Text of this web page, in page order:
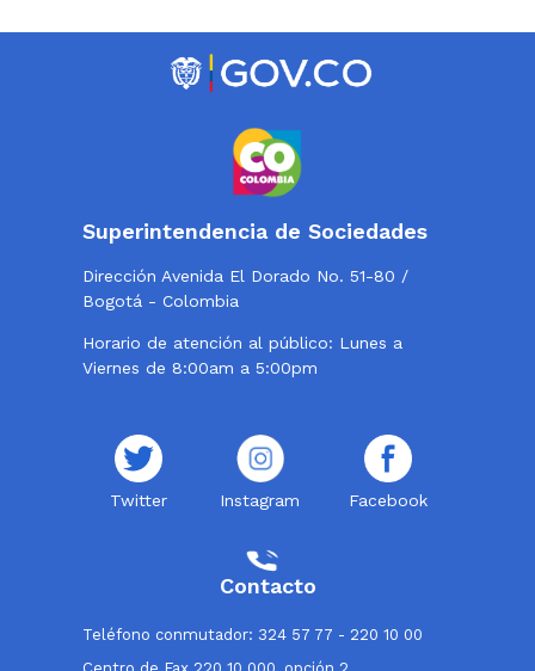
Superintendencia de Sociedades
Dirección Avenida El Dorado No. 51-80 /
Bogotá - Colombia
Horario de atención al público: Lunes a
Viernes de 8:00am a 5:00pm
Twitter Instagram Facebook
Contacto
Teléfono conmutador: 324 57 77 - 220 10 00